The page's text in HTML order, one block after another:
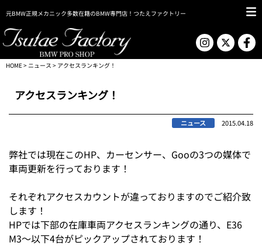
元BMW正規メカニック多数在籍のBMW専門店！つたえファクトリー
HOME> ニュース > アクセスランキング！
アクセスランキング！
ニュース 2015.04.18
弊社では現在このHP、カーセンサー、Gooの3つの媒体で
車両更新を行っております！
それぞれアクセスカウントが違っておりますのでご紹介致
します！
HPでは下部の在庫車両アクセスランキングの通り、E36
M3～以下4台がピックアップされております！